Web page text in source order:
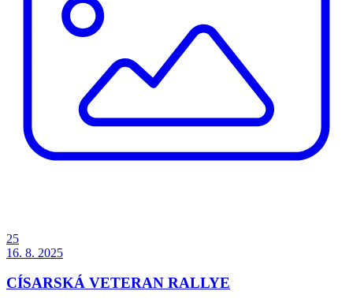
25
16. 8. 2025
CÍSARSKÁ VETERAN RALLYE